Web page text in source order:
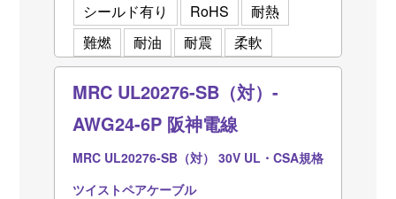
シールド有り
RoHS
耐熱
難燃
耐油 耐震 柔軟
MRC UL20276-SB（対）-
AWG24-6P 阪神電線
MRC UL20276-SB（対） 30V UL・CSA規格
ツイストペアケーブル